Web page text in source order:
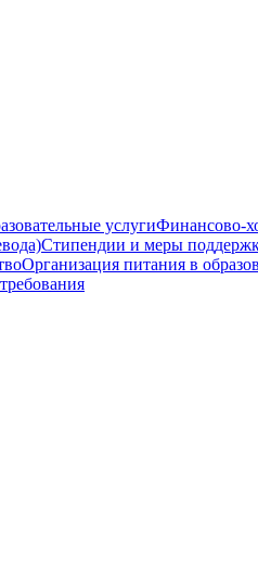
услугиФинансово-
Стипендии и меры
Организация питания в